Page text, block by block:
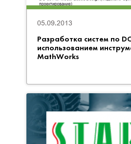
Разработка систем по
использованием
MathWorks
05.09.2013